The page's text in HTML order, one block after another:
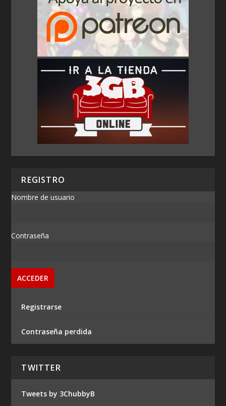
REGISTRO
Nombre de usuario
Contraseña
Registrarse
Contraseña perdida
TWITTER
Tweets by 3ChubbyB